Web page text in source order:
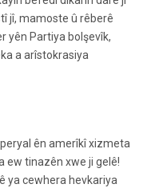
jî, mamoste û rêberê
yên Partiya bolşevîk,
a arîstokrasiya
ên amerîkî xizmeta
ew tinazên xwe ji gelê!
ya cewhera hevkariya